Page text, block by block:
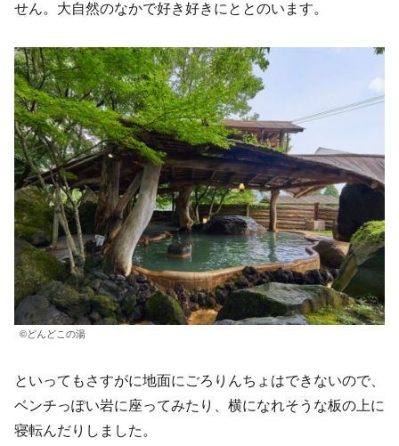
せん。大自然のなかで好き好きにととのいます。
©どんどこの湯
といってもさすがに地面にごろりんちょはできないので、
ベンチっぽい岩に座ってみたり、横になれそうな板の上に
寝転んだりしました。